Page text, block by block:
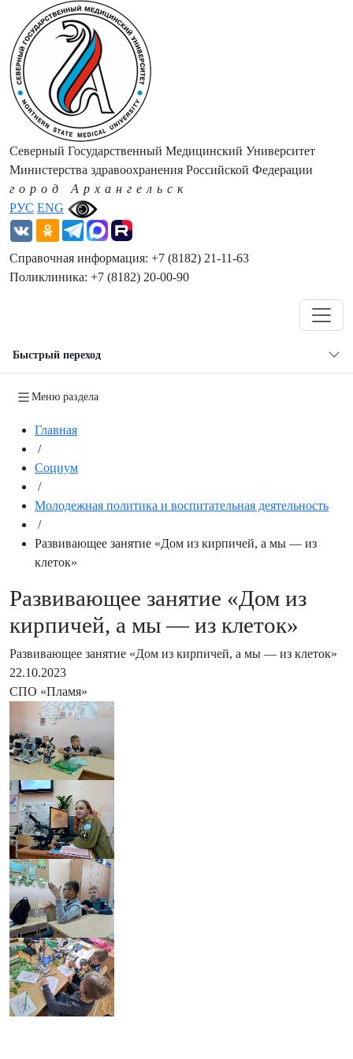
РУС ENG
Северный Государственный Медицинский Университет
Министерства здравоохранения Российской Федерации
город Архангельск
Справочная информация: +7 (8182) 21-11-63
Поликлиника: +7 (8182) 20-00-90
Быстрый переход
Меню раздела
Главная
/
Социум
/
Молодежная политика и воспитательная деятельность
/
Развивающее занятие «Дом из кирпичей, а мы — из
клеток»
Развивающее занятие «Дом из
кирпичей, а мы — из клеток»
Развивающее занятие «Дом из кирпичей, а мы — из клеток»
22.10.2023
СПО «Пламя»